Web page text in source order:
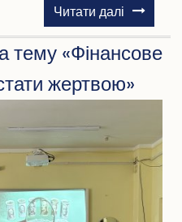
Читати далі про
Тренінг
для
на
подушка:
як
створити
тему «Фінансове
жертвою»